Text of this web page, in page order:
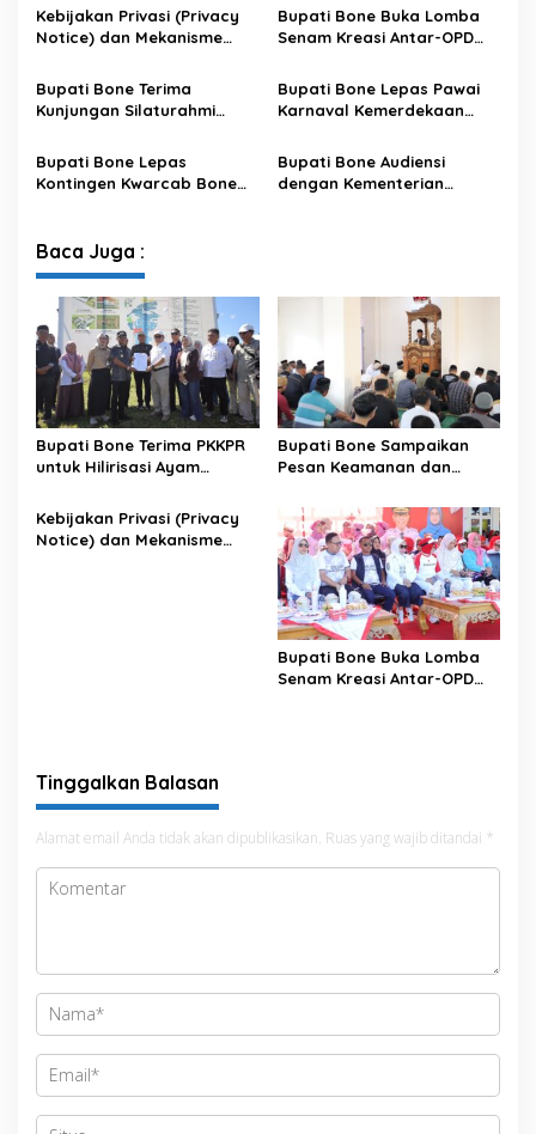
Kebijakan Privasi (Privacy
Notice) dan Mekanisme
Data pada Portal Bone
Satu Data
Bupati Bone Buka Lomba
Senam Kreasi Antar-OPD
Bupati Bone Terima
Kunjungan Silaturahmi
XIV/Hasanuddin
Bupati Bone Lepas Pawai
Karnaval Kemerdekaan
Sambut HUT ke-81 RI
Bupati Bone Lepas
Kontingen Kwarcab Bone
Bupati Bone Audiensi
dengan Kementerian
Baca Juga :
Bupati Bone Terima PKKPR
untuk Hilirisasi Ayam
Bupati Bone Sampaikan
Pesan Keamanan dan
Kebijakan Privasi (Privacy
Notice) dan Mekanisme
Bupati Bone Buka Lomba
Senam Kreasi Antar-OPD
Tinggalkan Balasan
Alamat email Anda tidak akan dipublikasikan. Ruas yang wajib ditandai *